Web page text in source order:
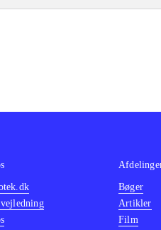
Bøger
Artikler
Film